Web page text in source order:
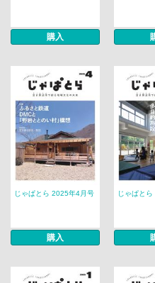
購入
じゃぱとら 2025年4月号
購入
じゃぱと